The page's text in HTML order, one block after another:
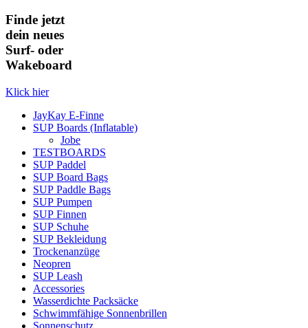
Finde jetzt
dein neues
Surf- oder
Wakeboard
Klick hier
JayKay E-Finne
SUP Boards (Inflatable)
Jobe
TESTBOARDS
SUP Paddel
SUP Board Bags
SUP Paddle Bags
SUP Pumpen
SUP Finnen
SUP Schuhe
SUP Bekleidung
Trockenanzüge
Neopren
SUP Leash
Accessories
Wasserdichte Packsäcke
Schwimmfähige Sonnenbrillen